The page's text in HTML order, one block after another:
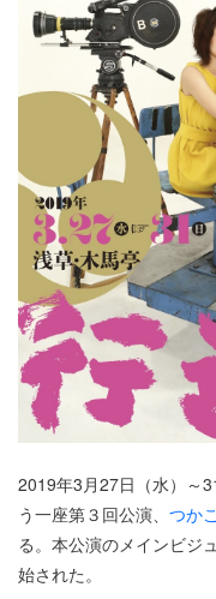
2019年3月27日（水）～
う一座第３回公演、 つか
る。本公演のメインビジ
始された。